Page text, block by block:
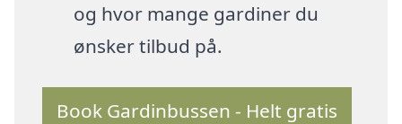
og hvor mange gardiner du
ønsker tilbud på.
Book Gardinbussen - Helt gratis